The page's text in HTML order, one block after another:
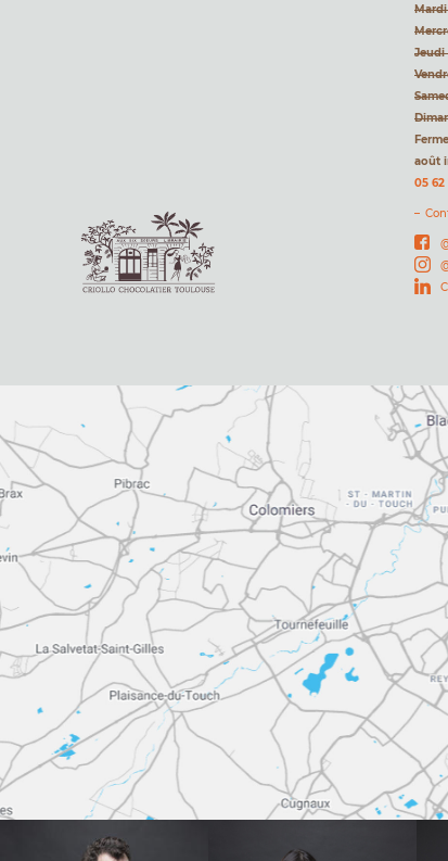
Mardi
Jeudi
août
05 62